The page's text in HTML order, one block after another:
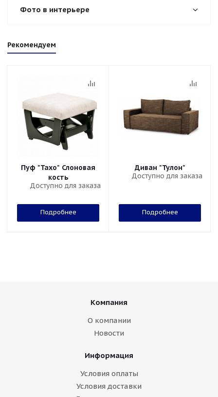
Фото в интерьере
Рекомендуем
Пуф "Тахо" Слоновая
кость
Доступно для заказа
Подробнее
Диван "Тулон"
Доступно для заказа
Подробнее
Компания
О компании
Новости
Информация
Условия оплаты
Условия доставки